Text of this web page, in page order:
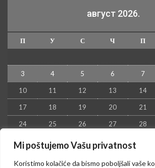
Mi poštujemo Vašu privatnost
Koristimo kolačiće da bismo poboljšali vaše
август 2026.
П У С Ч П
3 4 5 6 7
10 11 12 13 14
17 18 19 20 21
24 25 26 27 28
31